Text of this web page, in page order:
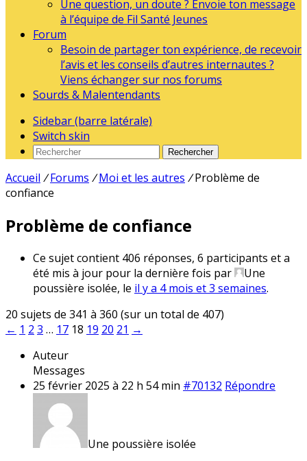
Une question, un doute ? Envoie ton message
à l’équipe de Fil Santé Jeunes
Forum
Besoin de partager ton expérience, de recevoir
l’avis et les conseils d’autres internautes ?
Viens échanger sur nos forums
Sourds & Malentendants
Sidebar (barre latérale)
Switch skin
Rechercher
Accueil / Forums / Moi et les autres / Problème de
confiance
Problème de confiance
Ce sujet contient 406 réponses, 6 participants et a
été mis à jour pour la dernière fois par
Une
poussière isolée, le il y a 4 mois et 3 semaines.
20 sujets de 341 à 360 (sur un total de 407)
← 1 2 3 … 17 18 19 20 21 →
Auteur
Messages
25 février 2025 à 22 h 54 min #70132 Répondre
Une poussière isolée